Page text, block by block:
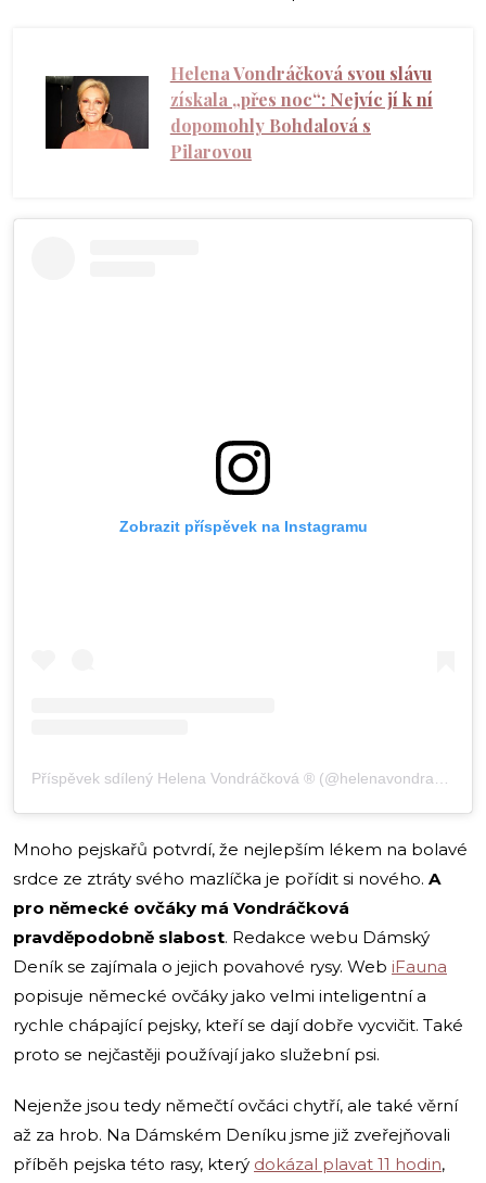
Helena Vondráčková svou slávu
získala „přes noc“: Nejvíc jí k ní
dopomohly Bohdalová s
Pilarovou
Zobrazit příspěvek na Instagramu
Příspěvek sdílený Helena Vondráčková ® (@helenavondrackovacz)
Mnoho pejskařů potvrdí, že nejlepším lékem na bolavé
srdce ze ztráty svého mazlíčka je pořídit si nového. A
pro německé ovčáky má Vondráčková
pravděpodobně slabost. Redakce webu Dámský
Deník se zajímala o jejich povahové rysy. Web iFauna
popisuje německé ovčáky jako velmi inteligentní a
rychle chápající pejsky, kteří se dají dobře vycvičit. Také
proto se nejčastěji používají jako služební psi.
Nejenže jsou tedy němečtí ovčáci chytří, ale také věrní
až za hrob. Na Dámském Deníku jsme již zveřejňovali
příběh pejska této rasy, který dokázal plavat 11 hodin,